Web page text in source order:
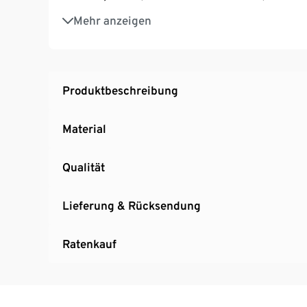
Mehr anzeigen
Eckschrank erweitert das System um
Ideal für Räume, in denen jeder Zentimeter
und dem Goldenen M
Produktbeschreibung
Material
Qualität
Lieferung & Rücksendung
Ratenkauf